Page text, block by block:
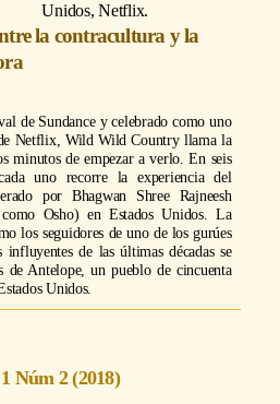
Unidos, Netflix.
la contracultura y la
de Sundance y celebrado como uno
Netflix, Wild Wild Country llama la
minutos de empezar a verlo. En seis
uno recorre la experiencia del
por Bhagwan Shree Rajneesh
Osho) en Estados Unidos. La
los seguidores de uno de los gurúes
de las últimas décadas se
de Antelope, un pueblo de cincuenta
Unidos.
Núm 2 (2018)